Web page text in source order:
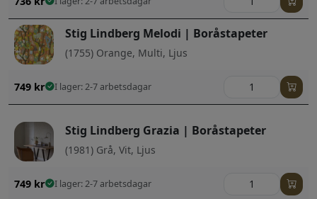
Stig Lindberg Melodi | Boråstapeter
(1755) Orange, Multi, Ljus
749 kr I lager: 2-7 arbetsdagar
Stig Lindberg Grazia | Boråstapeter
(1981) Grå, Vit, Ljus
749 kr I lager: 2-7 arbetsdagar